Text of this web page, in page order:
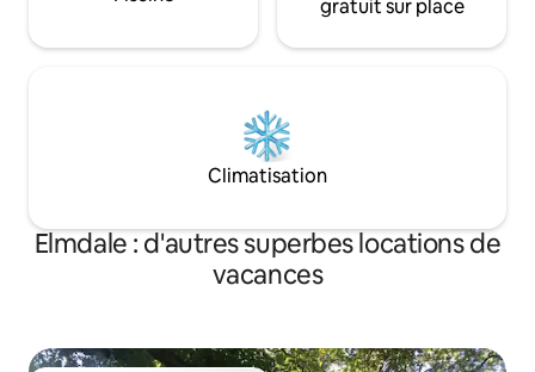
gratuit sur place
Climatisation
Elmdale : d'autres superbes locations de
vacances